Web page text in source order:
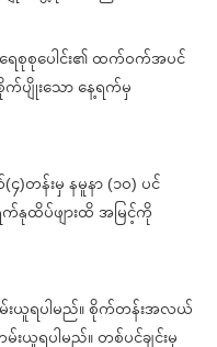
ရေစုစုပေါင်း၏ ထက်ဝက်အပင်
က်ပျိုးသော နေ့ရက်မှ
)တန်းမှ နမူနာ (၁၀) ပင်
က်နုထိပ်ဖျားထိ အမြင့်ကို
းယူရပါမည်။ စိုက်တန်းအလယ်
ယူရပါမည်။ တစ်ပင်ချင်းမှ